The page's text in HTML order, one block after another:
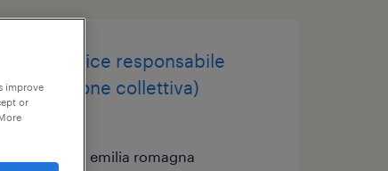
cuoco (vice responsabile
ristorazione collettiva)
(f/m/nb)
cento, emilia romagna
improve
or